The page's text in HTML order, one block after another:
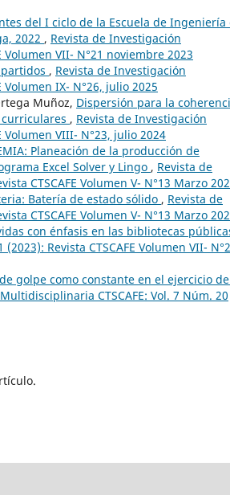
del I ciclo de la Escuela de Ingeniería
2022 , Revista de Investigación
Volumen VII- N°21 noviembre 2023
, Revista de Investigación
Volumen IX- N°26, julio 2025
Muñoz, Dispersión para la
, Revista de Investigación
Volumen VIII- N°23, julio 2024
Planeación de la producción de
Excel Solver y Lingo , Revista de
CTSCAFE Volumen V- N°13 Marzo
Batería de estado sólido , Revista de
CTSCAFE Volumen V- N°13 Marzo
con énfasis en las bibliotecas
Revista CTSCAFE Volumen VII-
golpe como constante en el ejercicio
CTSCAFE: Vol. 7 Núm. 20